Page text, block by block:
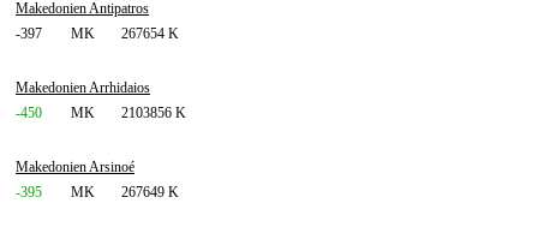
Makedonien Antipatros
-397
MK 267654 K
Makedonien Arrhidaios
-450
MK 2103856 K
Makedonien Arsinoé
-395
MK 267649 K